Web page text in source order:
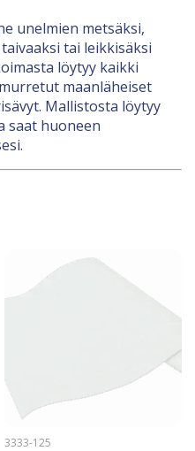
unelmien metsäksi,
tai leikkisäksi
löytyy kaikki
maanläheiset
Mallistosta löytyy
saat huoneen
3333-125